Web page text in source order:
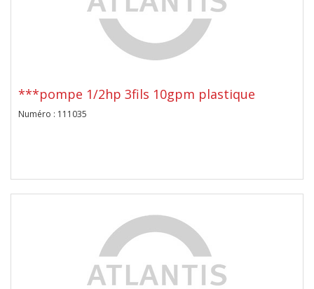
***pompe 1/2hp 3fils 10gpm plastique
Numéro : 111035